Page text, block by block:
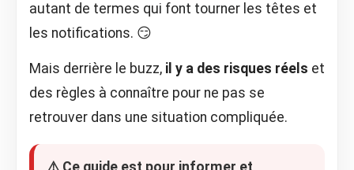
autant de termes qui font tourner les têtes et
les notifications. 😏
Mais derrière le buzz, il y a des risques réels et
des règles à connaître pour ne pas se
retrouver dans une situation compliquée.
⚠️ Ce guide est pour informer et